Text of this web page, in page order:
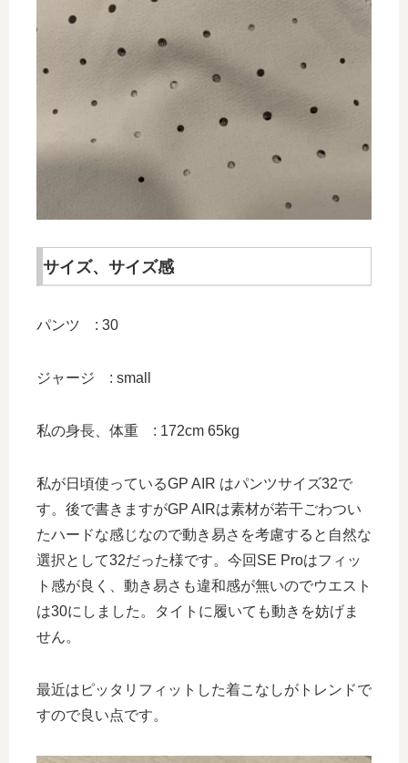
サイズ、サイズ感
パンツ : 30
ジャージ : small
私の身長、体重 : 172cm 65kg
私が日頃使っているGP AIR はパンツサイズ32で
す。後で書きますがGP AIRは素材が若干ごわつい
たハードな感じなので動き易さを考慮すると自然な
選択として32だった様です。今回SE Proはフィッ
ト感が良く、動き易さも違和感が無いのでウエスト
は30にしました。タイトに履いても動きを妨げま
せん。
最近はピッタリフィットした着こなしがトレンドで
すので良い点です。